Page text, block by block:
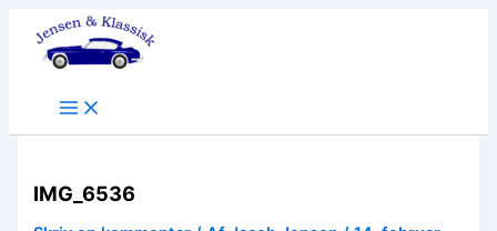
indholdet
IMG_6536